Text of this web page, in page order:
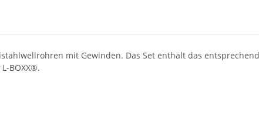
mit Gewinden. Das Set enthält das
BOXX®.